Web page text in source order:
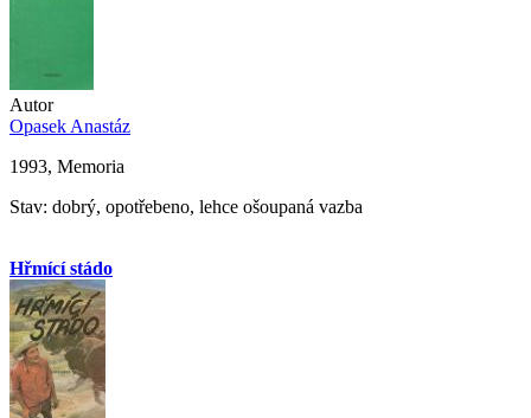
Autor
Opasek Anastáz
1993, Memoria
Stav: dobrý, opotřebeno, lehce ošoupaná vazba
Hřmící stádo